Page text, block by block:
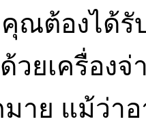
ณต้องได้รั
วยเครื่อง
าย แม้ว่า